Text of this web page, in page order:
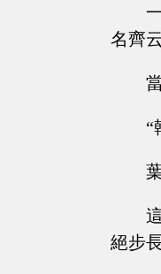
名齊
“
絕步